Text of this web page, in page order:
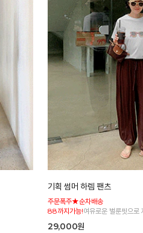
기획 썸머 하렘 팬츠
주문폭주★순차배송
88까지가능!여유로운 벌룬핏으로 자연스러운 체형 커버 허리
전체 밴딩으로 편안한 착용감
29,000원